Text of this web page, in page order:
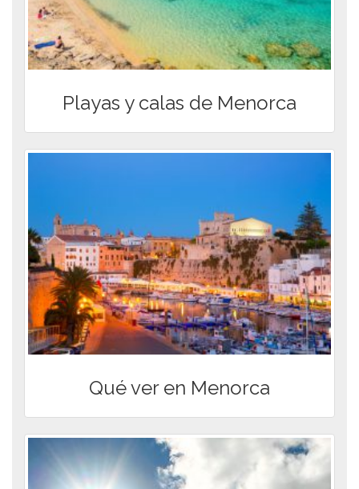
Playas y calas de Menorca
Qué ver en Menorca